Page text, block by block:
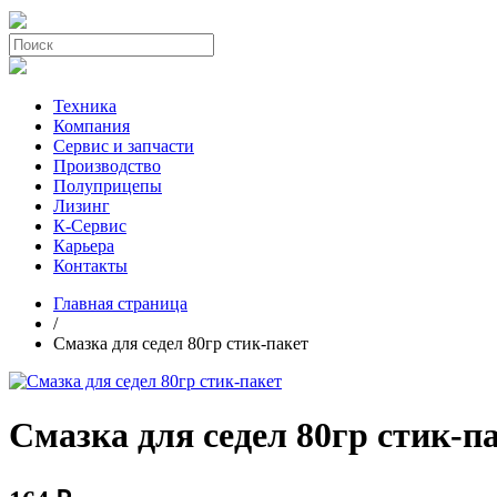
Техника
Компания
Сервис и запчасти
Производство
Полуприцепы
Лизинг
К-Сервис
Карьера
Контакты
Главная страница
/
Смазка для седел 80гр стик-пакет
Смазка для седел 80гр стик-